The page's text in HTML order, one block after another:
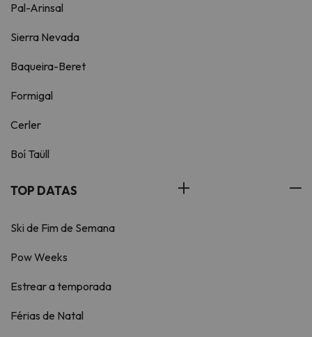
Pal-Arinsal
Sierra Nevada
Baqueira-Beret
Formigal
Cerler
Boí Taüll
TOP DATAS
Ski de Fim de Semana
Pow Weeks
Estrear a temporada
Férias de Natal